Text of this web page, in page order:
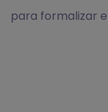
para formalizar